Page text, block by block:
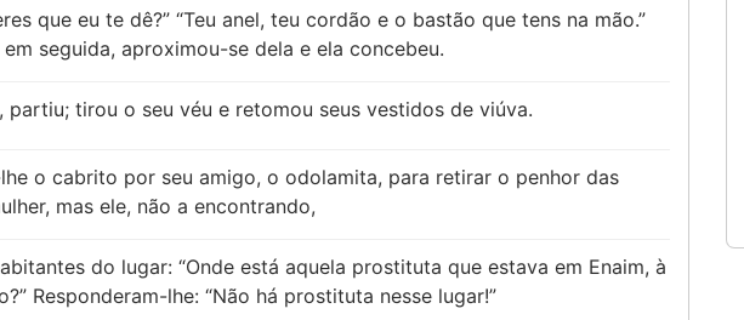
que eu te dê?” “Teu anel, teu cordão e o bastão que tens na mão.”
seguida, aproximou-se dela e ela concebeu.
partiu; tirou o seu véu e retomou seus vestidos de viúva.
o cabrito por seu amigo, o odolamita, para retirar o penhor das
mas ele, não a encontrando,
do lugar: “Onde está aquela prostituta que estava em Enaim, à
Responderam-lhe: “Não há prostituta nesse lugar!”